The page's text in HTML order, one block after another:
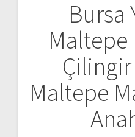
Bursa
Maltepe
Çilingir
Maltepe